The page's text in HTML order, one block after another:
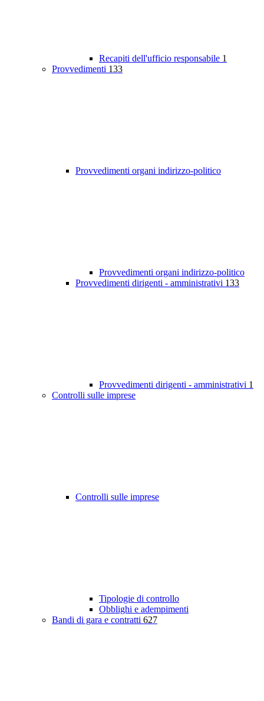
Recapiti dell'ufficio responsabile 1
Provvedimenti 133
Provvedimenti organi indirizzo-politico
Provvedimenti organi indirizzo-politico
Provvedimenti dirigenti - amministrativi 133
Provvedimenti dirigenti - amministrativi 1
Controlli sulle imprese
Controlli sulle imprese
Tipologie di controllo
Obblighi e adempimenti
Bandi di gara e contratti 627